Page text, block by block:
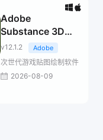
Adobe
Substance 3D
Painter
v12.1.2 Adobe
次世代游戏贴图绘制软件
2026-08-09